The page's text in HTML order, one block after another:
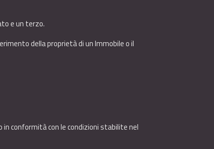
e un terzo.
della proprietà di un Immobile o il
conformità con le condizioni stabilite nel